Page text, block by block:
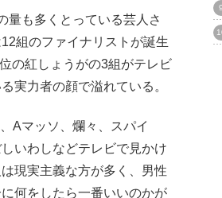
も多くとっている芸人さ
組のファイナリストが誕生
の紅しょうがの3組がテレビ
実力者の顔で溢れている。
Aマッソ、爛々、スパイ
いわしなどテレビで見かけ
現実主義な方が多く、男性
何をしたら一番いいのかが